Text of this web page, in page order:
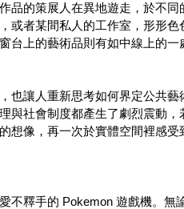
品的策展人在異地遊走，於不
或者某間私人的工作室，形形
台上的藝術品則有如中線上的
也讓人重新思考如何界定公共
與社會制度都產生了劇烈震動
想像，再一次於實體空間裡感受
不釋手的 Pokemon 遊戲機。無